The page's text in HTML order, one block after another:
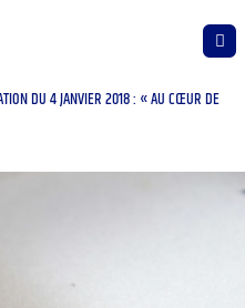
DU 4 JANVIER 2018 : « AU CŒUR DE